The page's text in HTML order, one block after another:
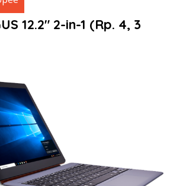
12.2″ 2-in-1 (Rp. 4, 3